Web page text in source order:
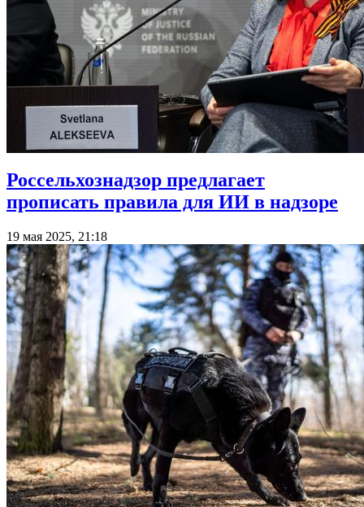
Россельхознадзор предлагает
прописать правила для ИИ в надзоре
19 мая 2025, 21:18